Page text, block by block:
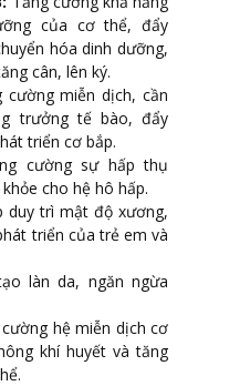
của cơ thể, đẩy
hóa dinh dưỡng,
cân, lên ký.
cường miễn dịch, cần
trưởng tế bào, đẩy
triển cơ bắp.
cường sự hấp thụ
cho hệ hô hấp.
duy trì mật độ xương,
triển của trẻ em và
làn da, ngăn ngừa
cường hệ miễn dịch cơ
khí huyết và tăng